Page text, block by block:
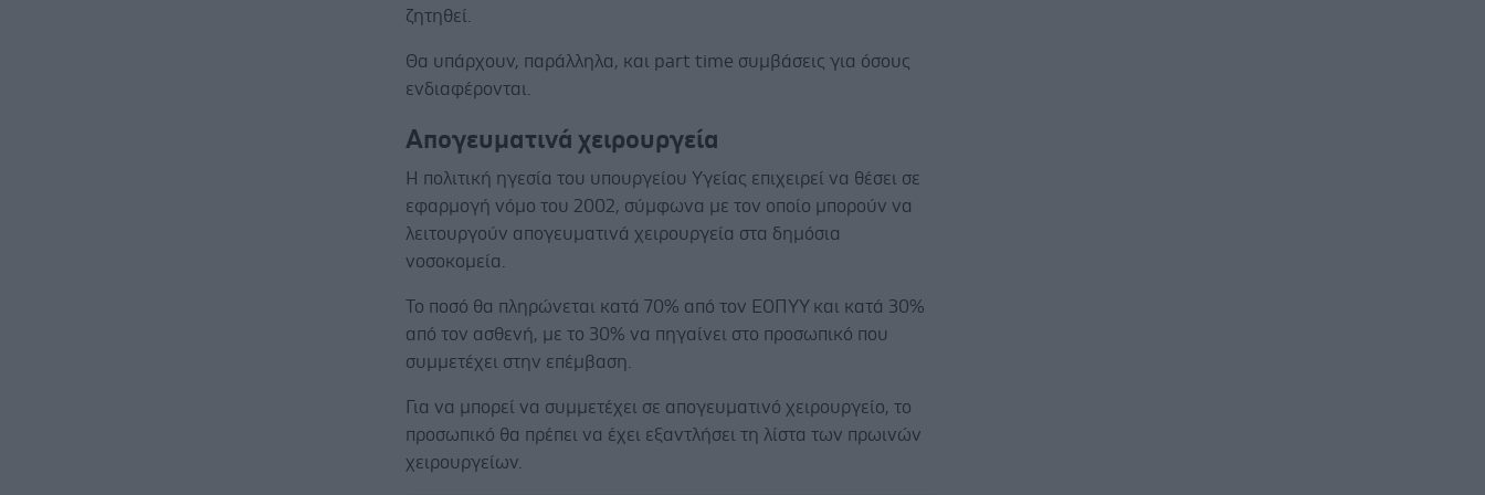
ζητηθεί.
Θα υπάρχουν, παράλληλα, και part time συμβάσεις για όσους
ενδιαφέρονται.
Απογευματινά χειρουργεία
Η πολιτική ηγεσία του υπουργείου Υγείας επιχειρεί να θέσει σε
εφαρμογή νόμο του 2002, σύμφωνα με τον οποίο μπορούν να
λειτουργούν απογευματινά χειρουργεία στα δημόσια
νοσοκομεία.
Το ποσό θα πληρώνεται κατά 70% από τον ΕΟΠΥΥ και κατά 30%
από τον ασθενή, με το 30% να πηγαίνει στο προσωπικό που
συμμετέχει στην επέμβαση.
Για να μπορεί να συμμετέχει σε απογευματινό χειρουργείο, το
προσωπικό θα πρέπει να έχει εξαντλήσει τη λίστα των πρωινών
χειρουργείων.